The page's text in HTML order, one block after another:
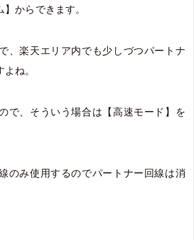
からできます。
、楽天エリア内でも少しづつパートナ
ね。
で、そういう場合は【高速モード】を
のみ使用するのでパートナー回線は消